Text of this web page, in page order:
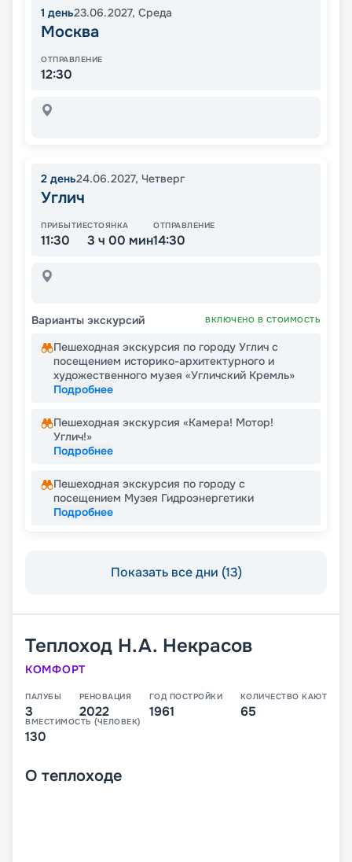
1 день23.06.2027, Среда
Москва
ОТПРАВЛЕНИЕ
12:30
2 день24.06.2027, Четверг
Углич
ПРИБЫТИЕ
11:30
СТОЯНКА
3 ч 00 мин
ОТПРАВЛЕНИЕ
14:30
Варианты экскурсий ВКЛЮЧЕНО В СТОИМОСТЬ
Пешеходная экскурсия по городу Углич с
посещением историко-архитектурного и
художественного музея «Угличский Кремль»
Подробнее
Пешеходная экскурсия «Камера! Мотор!
Углич!»
Подробнее
Пешеходная экскурсия по городу с
посещением Музея Гидроэнергетики
Подробнее
Показать все дни (13)
Теплоход Н.А. Некрасов
КОМФОРТ
ПАЛУБЫ
3
РЕНОВАЦИЯ
2022
ГОД ПОСТРОЙКИ
1961
КОЛИЧЕСТВО КАЮТ
65
ВМЕСТИМОСТЬ (ЧЕЛОВЕК)
130
О теплоходе